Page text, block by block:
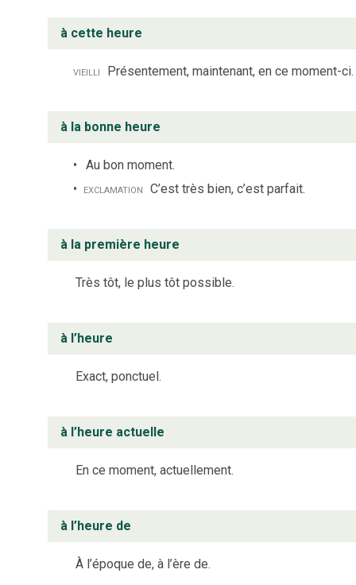
à cette heure
vieilli Présentement, maintenant, en ce moment-ci.
à la bonne heure
Au bon moment.
exclamation C’est très bien, c’est parfait.
à la première heure
Très tôt, le plus tôt possible.
à l’heure
Exact, ponctuel.
à l’heure actuelle
En ce moment, actuellement.
à l’heure de
À l’époque de, à l’ère de.